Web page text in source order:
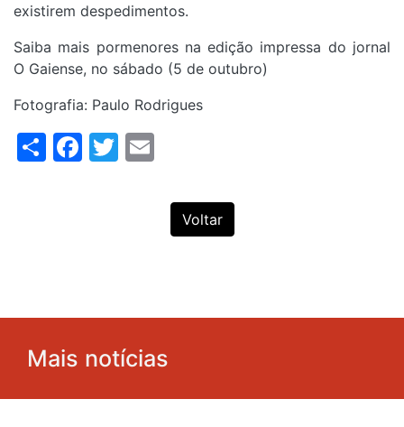
existirem despedimentos.
Saiba mais pormenores na edição impressa do jornal
O Gaiense, no sábado (5 de outubro)
Fotografia: Paulo Rodrigues
ShareFacebook
Twitter
Voltar
Mais notícias